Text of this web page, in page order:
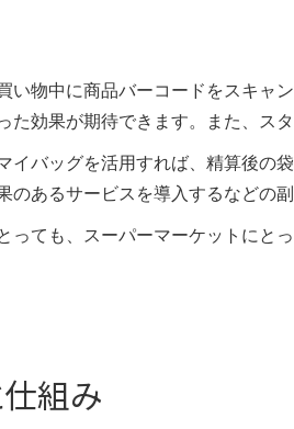
い物中に商品バーコードをスキ
効果が期待できます。また、ス
イバッグを活用すれば、精算後
あるサービスを導入するなどの
っても、スーパーマーケットにと
組み